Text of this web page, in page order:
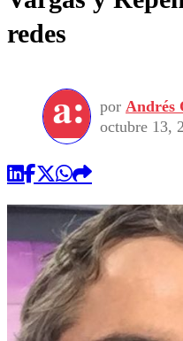
Deportes
Seleccion
Torneo
Economía
Opinión
redes
por Andrés
octubre 13,